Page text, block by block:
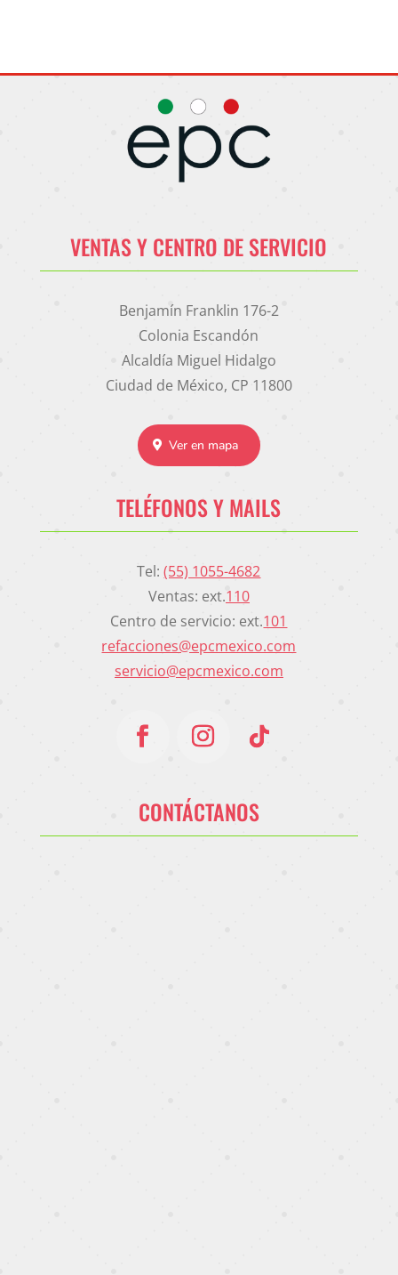
VENTAS Y CENTRO DE SERVICIO
Benjamín Franklin 176-2
Colonia Escandón
Alcaldía Miguel Hidalgo
Ciudad de México, CP 11800
Ver en mapa
TELÉFONOS Y MAILS
Tel:(55) 1055-4682
Ventas: ext.110
Centro de servicio: ext.101
refacciones@epcmexico.com
servicio@epcmexico.com
CONTÁCTANOS